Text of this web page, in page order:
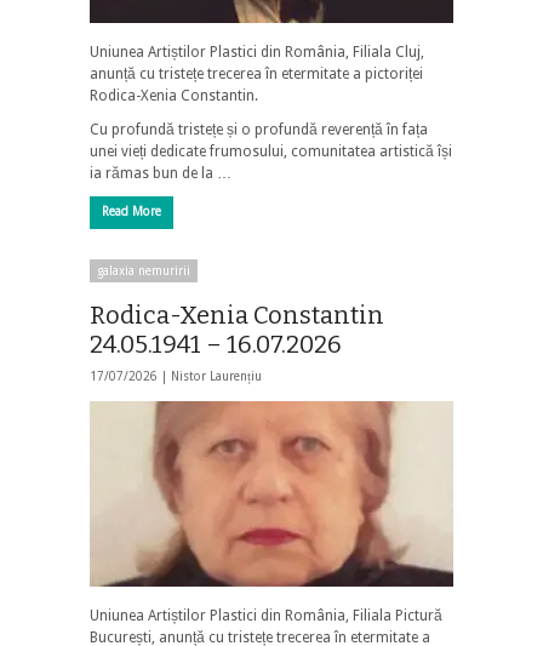
Uniunea Artiștilor Plastici din România, Filiala Cluj,
anunță cu tristețe trecerea în etermitate a pictoriței
Rodica-Xenia Constantin.
Cu profundă tristețe și o profundă reverență în fața
unei vieți dedicate frumosului, comunitatea artistică își
ia rămas bun de la …
Read More
galaxia nemuririi
Rodica-Xenia Constantin
24.05.1941 – 16.07.2026
17/07/2026 | Nistor Laurențiu
Uniunea Artiștilor Plastici din România, Filiala Pictură
București, anunță cu tristețe trecerea în etermitate a